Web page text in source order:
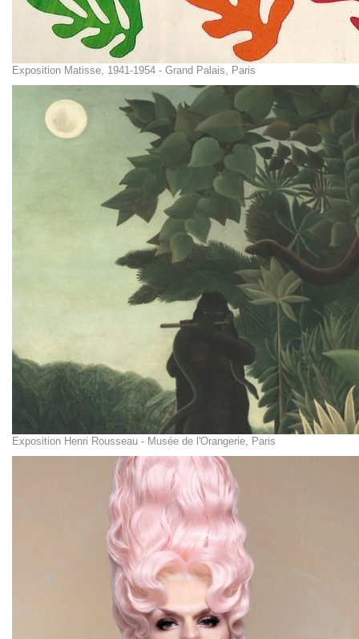
Exposition Matisse, 1941-1954 - Grand Palais, Paris
Exposition Henri Rousseau - Musée de l'Orangerie, Paris